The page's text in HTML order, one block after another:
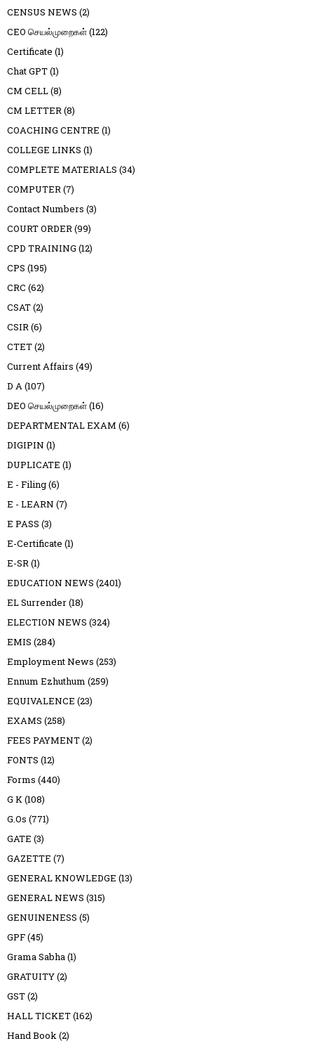
CENSUS NEWS (2)
CEO செயல்முறைகள்(122)
Certificate (1)
Chat GPT(1)
CM CELL(8)
CM LETTER(8)
COACHING CENTRE (1)
COLLEGE LINKS (1)
COMPLETE MATERIALS (34)
COMPUTER(7)
Contact Numbers (3)
COURT ORDER(99)
CPD TRAINING (12)
CPS (195)
CRC (62)
CSAT(2)
CSIR(6)
CTET(2)
Current Affairs (49)
D A(107)
DEO செயல்முறைகள்(16)
DEPARTMENTAL EXAM (6)
DIGIPIN (1)
DUPLICATE (1)
E - Filing(6)
E - LEARN (7)
E PASS (3)
E-Certificate (1)
E-SR(1)
EDUCATION NEWS (2401)
EL Surrender(18)
ELECTION NEWS (324)
EMIS (284)
Employment News (253)
Ennum Ezhuthum (259)
EQUIVALENCE (23)
EXAMS (258)
FEES PAYMENT(2)
FONTS (12)
Forms (440)
G K(108)
G.Os (771)
GATE (3)
GAZETTE (7)
GENERAL KNOWLEDGE (13)
GENERAL NEWS (315)
GENUINENESS (5)
GPF(45)
Grama Sabha(1)
GRATUITY(2)
GST(2)
HALL TICKET(162)
Hand Book(2)